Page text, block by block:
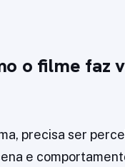
o filme faz
precisa ser
e